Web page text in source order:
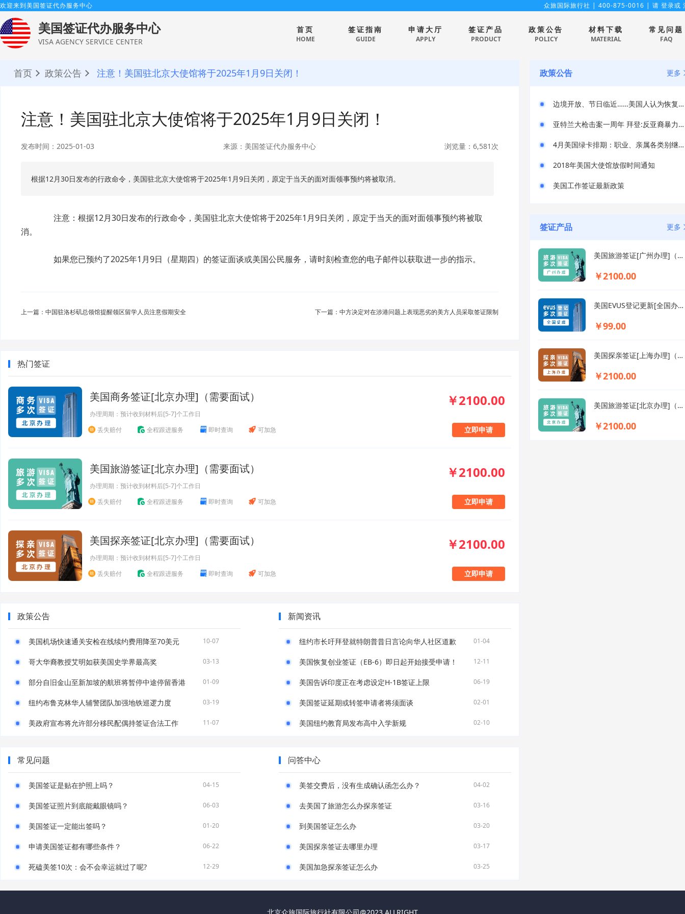
欢迎来到美国签证代办服务中心 众旅国际旅行社 | 400-875-0016 | 请 登录或
美国签证代办服务中心
VISA AGENCY SERVICE CENTER
首页
HOME
签证指南
GUIDE
申请大厅
APPLY
签证产品
PRODUCT
政策公告
POLICY
材料下载
MATERIAL
常见问题
FAQ
首页 政策公告 注意！美国驻北京大使馆将于2025年1月9日关闭！
注意！美国驻北京大使馆将于2025年1月9日关闭！
发布时间：2025-01-03 来源：美国签证代办服务中心 浏览量：6,581次
根据12月30日发布的行政命令，美国驻北京大使馆将于2025年1月9日关闭，原定于当天的面对面领事预约将被取消。
注意：根据12月30日发布的行政命令， 美国驻北京大使馆将于2025年1月9日关闭，原定于当天的面对面领事预约将被取
消。
如果您已预约了2025年1月9日（星期四）的签证面谈或美国公民服务，请时刻检查您的电子邮件以获取进一步的指示。
上一篇：中国驻洛杉矶总领馆提醒领区留学人员注意假期安全 下一篇：中方决定对在涉港问题上表现恶劣的美方人员采取签证限制
热门签证
美国商务签证[北京办理]（需要面试）
办理周期：预计收到材料后[5-7]个工作日
丢失赔付
全程跟进服务 即时查询 可加急
￥2100.00
立即申请
美国旅游签证[北京办理]（需要面试）
办理周期：预计收到材料后[5-7]个工作日
丢失赔付
全程跟进服务 即时查询 可加急
￥2100.00
立即申请
美国探亲签证[北京办理]（需要面试）
办理周期：预计收到材料后[5-7]个工作日
丢失赔付
全程跟进服务 即时查询 可加急
￥2100.00
立即申请
政策公告
美国机场快速通关安检在线续约费用降至70美元 10-07
哥大华裔教授艾明如获美国史学界最高奖 03-13
部分自旧金山至新加坡的航班将暂停中途停留香港 01-09
纽约布鲁克林华人辅警团队加强地铁巡逻力度 03-19
美政府宣布将允许部分移民配偶持签证合法工作 11-07
新闻资讯
纽约市长吁拜登就特朗普昔日言论向华人社区道歉 01-04
美国恢复创业签证（EB-6）即日起开始接受申请！ 12-11
美国告诉印度正在考虑设定H-1B签证上限 06-19
美国签证延期或转签申请者将须面谈 02-01
美国纽约教育局发布高中入学新规 02-10
常见问题
美国签证是贴在护照上吗？ 04-15
美国签证照片到底能戴眼镜吗？ 06-03
美国签证一定能出签吗？ 01-20
申请美国签证都有哪些条件？ 06-22
死磕美签10次：会不会幸运就过了呢? 12-29
问答中心
美签交费后，没有生成确认函怎么办？ 04-02
去美国了旅游怎么办探亲签证 03-16
到美国签证怎么办 03-20
美国探亲签证去哪里办理 03-17
美国加急探亲签证怎么办 03-25
政策公告 更多
边境开放、节日临近……美国人认为恢复疫情前生活无风险？
亚特兰大枪击案一周年 拜登:反亚裔暴力根深蒂固
4月美国绿卡排期：职业、亲属各类别继续停滞
2018年美国大使馆放假时间通知
美国工作签证最新政策
签证产品 更多
美国旅游签证[广州办理]（免面试）
￥2100.00
美国EVUS登记更新[全国办理]
￥99.00
美国探亲签证[上海办理]（需要面试）
￥2100.00
美国旅游签证[北京办理]（免面试）
￥2100.00
北京众旅国际旅行社有限公司@2023 ALLRIGHT